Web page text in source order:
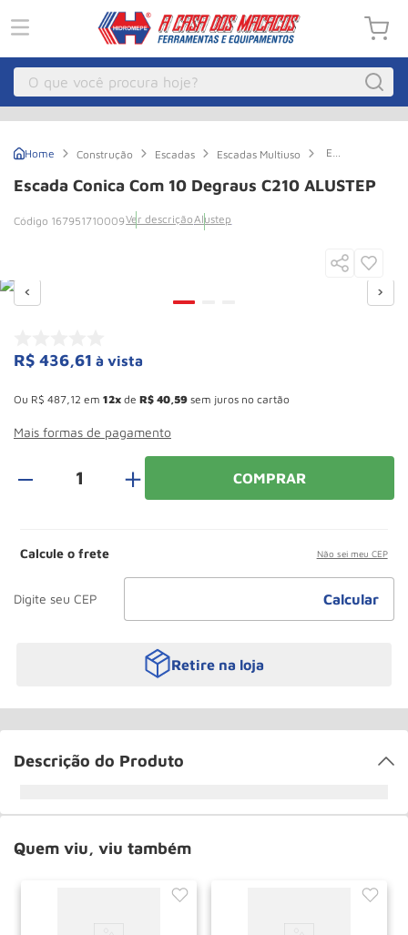
O que você procura hoje?
Construção Escadas Escadas Multiuso
Escada
com
10
Escada Conica Com 10 Degraus C210 ALUSTEP
167951710009Ver descriçãoAlustep
R$ 436,61 à vista
Ou R$ 487 12 em 12 de R$ 40 59 sem juros no cartão
Mais formas de pagamento
＋ COMPRAR
Calcule o frete Não sei meu CEP
Retire na loja
Descrição do Produto
Quem viu, viu também
Guincho Eletrico
º Macaco Hidraulico
4º Guincho
6
8 Talha